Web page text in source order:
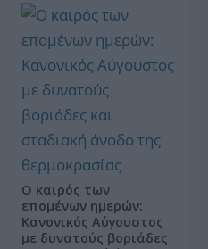
Ο καιρός των
επομένων ημερών:
Κανονικός Αύγουστος
με δυνατούς βοριάδες